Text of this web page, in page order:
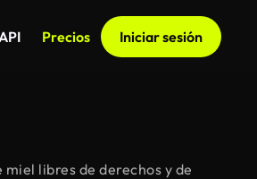
Precios Iniciar sesión
libres de derechos y de